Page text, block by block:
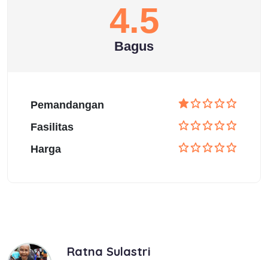
4.5
Bagus
Pemandangan
Fasilitas
Harga
Ratna Sulastri